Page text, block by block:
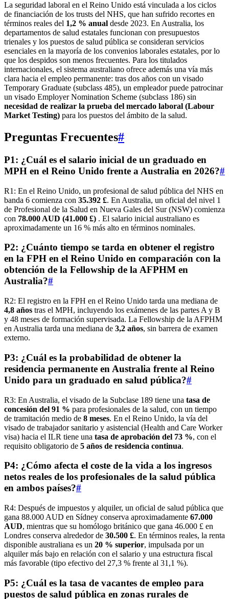
La seguridad laboral en el Reino Unido está vinculada a los ciclos
de financiación de los trusts del NHS, que han sufrido recortes en
términos reales del 1,2 % anual desde 2023. En Australia, los
departamentos de salud estatales funcionan con presupuestos
trienales y los puestos de salud pública se consideran servicios
esenciales en la mayoría de los convenios laborales estatales, por lo
que los despidos son menos frecuentes. Para los titulados
internacionales, el sistema australiano ofrece además una vía más
clara hacia el empleo permanente: tras dos años con un visado
Temporary Graduate (subclass 485), un empleador puede patrocinar
un visado Employer Nomination Scheme (subclass 186) sin
necesidad de realizar la prueba del mercado laboral (Labour
Market Testing) para los puestos del ámbito de la salud.
Preguntas Frecuentes#
P1: ¿Cuál es el salario inicial de un graduado en
MPH en el Reino Unido frente a Australia en 2026?#
R1: En el Reino Unido, un profesional de salud pública del NHS en
banda 6 comienza con 35.392 £. En Australia, un oficial del nivel 1
de Profesional de la Salud en Nueva Gales del Sur (NSW) comienza
con 78.000 AUD (41.000 £) . El salario inicial australiano es
aproximadamente un 16 % más alto en términos nominales.
P2: ¿Cuánto tiempo se tarda en obtener el registro
en la FPH en el Reino Unido en comparación con la
obtención de la Fellowship de la AFPHM en
Australia?#
R2: El registro en la FPH en el Reino Unido tarda una mediana de
4,8 años tras el MPH, incluyendo los exámenes de las partes A y B
y 48 meses de formación supervisada. La Fellowship de la AFPHM
en Australia tarda una mediana de 3,2 años, sin barrera de examen
externo.
P3: ¿Cuál es la probabilidad de obtener la
residencia permanente en Australia frente al Reino
Unido para un graduado en salud pública?#
R3: En Australia, el visado de la Subclase 189 tiene una tasa de
concesión del 91 % para profesionales de la salud, con un tiempo
de tramitación medio de 8 meses. En el Reino Unido, la vía del
visado de trabajador sanitario y asistencial (Health and Care Worker
visa) hacia el ILR tiene una tasa de aprobación del 73 %, con el
requisito obligatorio de 5 años de residencia continua.
P4: ¿Cómo afecta el coste de la vida a los ingresos
netos reales de los profesionales de la salud pública
en ambos países?#
R4: Después de impuestos y alquiler, un oficial de salud pública que
gana 88.000 AUD en Sídney conserva aproximadamente 67.000
AUD, mientras que su homólogo británico que gana 46.000 £ en
Londres conserva alrededor de 30.500 £. En términos reales, la renta
disponible australiana es un 20 % superior, impulsada por un
alquiler más bajo en relación con el salario y una estructura fiscal
más favorable (tipo efectivo del 27,3 % frente al 31,1 %).
P5: ¿Cuál es la tasa de vacantes de empleo para
puestos de salud pública en zonas rurales de